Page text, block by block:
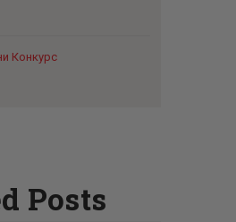
Конкурс
Posts